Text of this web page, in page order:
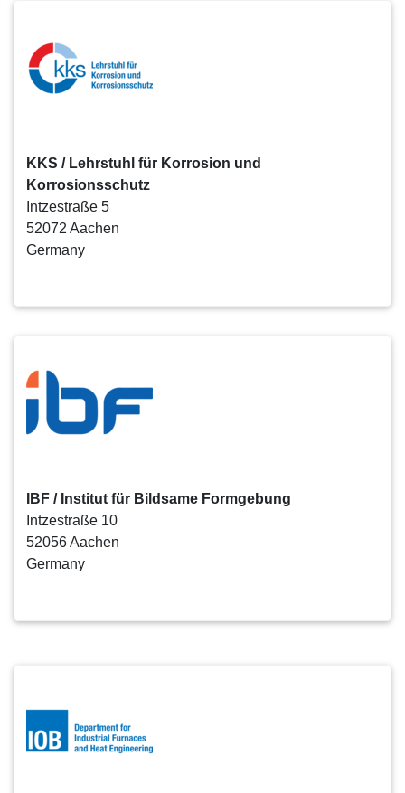
KKS / Lehrstuhl für Korrosion und
Korrosionsschutz
Intzestraße 5
52072 Aachen
Germany
IBF / Institut für Bildsame Formgebung
Intzestraße 10
52056 Aachen
Germany